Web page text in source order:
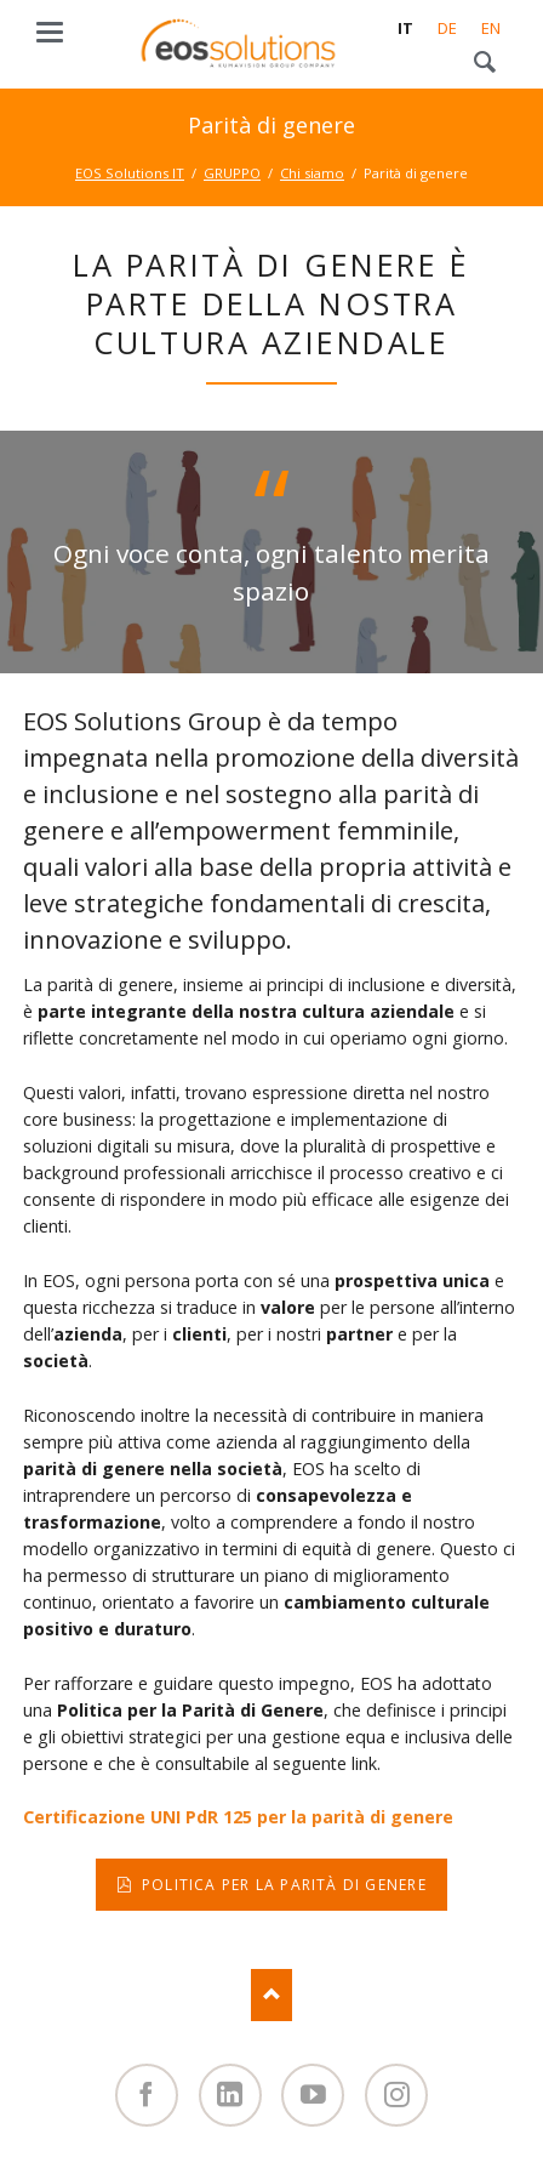
IT DE EN
Parità di genere
EOS Solutions IT GRUPPO Chi siamo Parità di genere
LA PARITÀ DI GENERE È
PARTE DELLA NOSTRA
CULTURA AZIENDALE
Ogni voce conta, ogni talento merita
spazio
EOS Solutions Group è da tempo
impegnata nella promozione della diversità
e inclusione e nel sostegno alla parità di
genere e all’empowerment femminile,
quali valori alla base della propria attività e
leve strategiche fondamentali di crescita,
innovazione e sviluppo.
La parità di genere, insieme ai principi di inclusione e diversità,
è parte integrante della nostra cultura aziendale e si
riflette concretamente nel modo in cui operiamo ogni giorno.
Questi valori, infatti, trovano espressione diretta nel nostro
core business: la progettazione e implementazione di
soluzioni digitali su misura, dove la pluralità di prospettive e
background professionali arricchisce il processo creativo e ci
consente di rispondere in modo più efficace alle esigenze dei
clienti.
In EOS, ogni persona porta con sé una prospettiva unica e
questa ricchezza si traduce in valore per le persone all’interno
dell’azienda, per i clienti, per i nostri partnere per la
società.
Riconoscendo inoltre la necessità di contribuire in maniera
sempre più attiva come azienda al raggiungimento della
parità di genere nella società, EOS ha scelto di
intraprendere un percorso di consapevolezza e
trasformazione, volto a comprendere a fondo il nostro
modello organizzativo in termini di equità di genere. Questo ci
ha permesso di strutturare un piano di miglioramento
continuo, orientato a favorire un cambiamento culturale
positivo e duraturo.
Per rafforzare e guidare questo impegno, EOS ha adottato
una Politica per la Parità di Genere, che definisce i principi
e gli obiettivi strategici per una gestione equa e inclusiva delle
persone e che è consultabile al seguente link.
Certificazione UNI PdR 125 per la parità di genere
POLITICA PER LA PARITÀ DI GENERE